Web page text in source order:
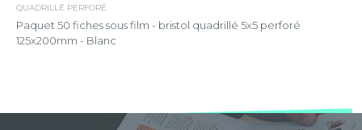
QUADRILLÉ PERFORÉ
Paquet 50 fiches sous film - bristol quadrillé 5x5 perforé
125x200mm - Blanc